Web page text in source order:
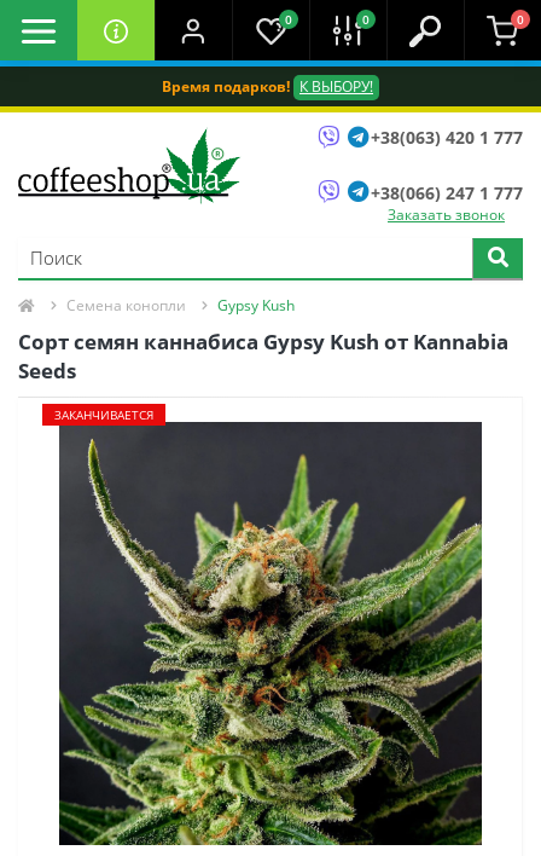
Время подарков! К ВЫБОРУ!
0 0 0
+38(063) 420 1 777
+38(066) 247 1 777
Заказать звонок
Семена конопли Gypsy Kush
Сорт семян каннабиса Gypsy Kush от Kannabia
Seeds
ЗАКАНЧИВАЕТСЯ